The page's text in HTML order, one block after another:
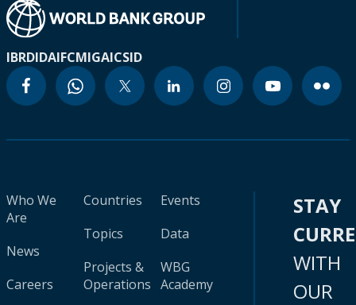
IBRDIDAIFCMIGAICSID
Who We
Are
News
Careers
Countries
Topics
Projects &
Operations
Events
Data
WBG
Academy
STAY
WITH
OUR